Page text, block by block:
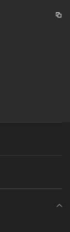
シャツ Men's M